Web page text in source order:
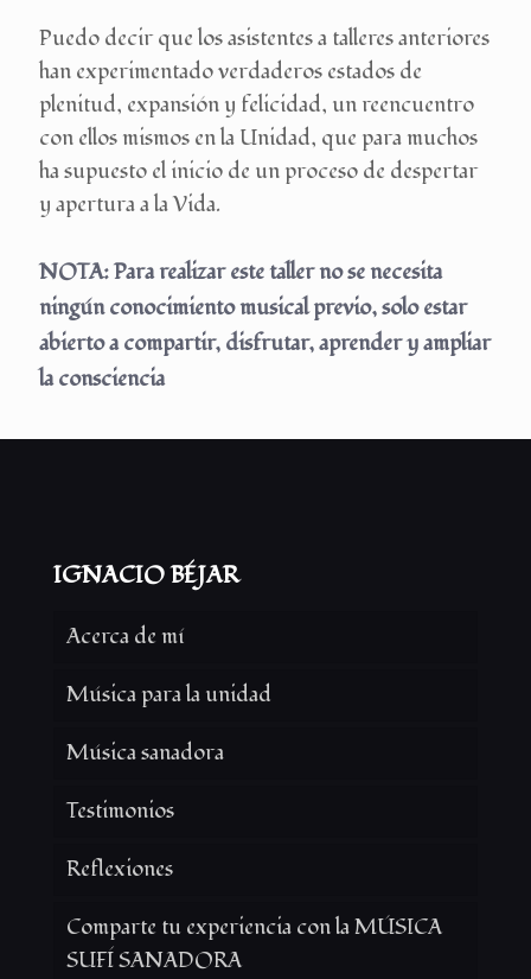
Puedo decir que los asistentes a talleres anteriores
han experimentado verdaderos estados de
plenitud, expansión y felicidad, un reencuentro
con ellos mismos en la Unidad, que para muchos
ha supuesto el inicio de un proceso de despertar
y apertura a la Vida.
NOTA: Para realizar este taller no se necesita
ningún conocimiento musical previo, solo estar
abierto a compartir, disfrutar, aprender y ampliar
la consciencia
IGNACIO BÉJAR
Acerca de mí
Música para la unidad
Música sanadora
Testimonios
Reflexiones
Comparte tu experiencia con la MÚSICA
SUFÍ SANADORA